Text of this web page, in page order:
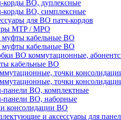
корды ВО, дуплексные
корды ВО, симплексные
для ВО патч-кордов
MTP / MPO
муфты кабельные ВО
муфты кабельные ВО
ВО коммутационные,
кабельные ВО
точки
точки
панели ВО, комплектные
панели ВО, наборные
консолидации ВО
и аксессуары для